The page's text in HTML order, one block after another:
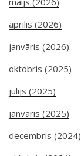
aprīlis (2026)
janvāris (2026)
oktobris (2025)
jūlijs (2025)
janvāris (2025)
decembris (2024)